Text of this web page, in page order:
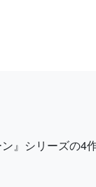
』シリーズの4